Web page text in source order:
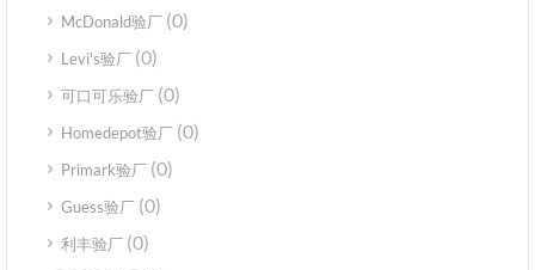
McDonald验厂 (0)
Levi's验厂 (0)
可口可乐验厂 (0)
Homedepot验厂 (0)
Primark验厂 (0)
Guess验厂 (0)
利丰验厂 (0)